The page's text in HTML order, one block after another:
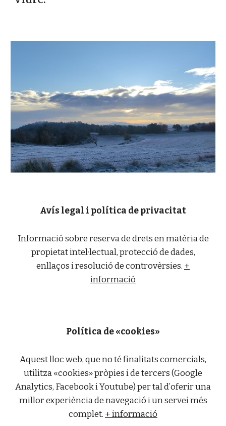
Avís legal i política de privacitat
Informació sobre reserva de drets en matèria de
propietat intel·lectual, protecció de dades,
enllaços i resolució de controvèrsies. +
informació
Política de «cookies»
Aquest lloc web, que no té finalitats comercials,
utilitza «cookies» pròpies i de tercers (Google
Analytics, Facebook i Youtube) per tal d’oferir una
millor experiència de navegació i un servei més
complet. + informació